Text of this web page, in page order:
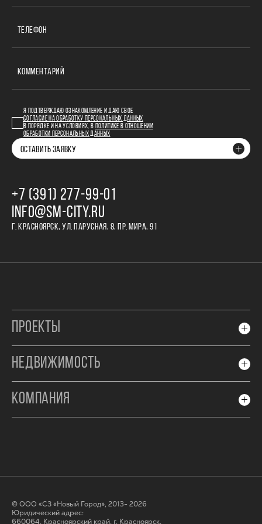
ТЕЛЕФОН
КОММЕНТАРИЙ
Я ПОДТВЕРЖДАЮ ОЗНАКОМЛЕНИЕ И ДАЮ СВОЕ
СОГЛАСИЕ НА ОБРАБОТКУ ПЕРСОНАЛЬНЫХ ДАННЫХ
В ПОРЯДКЕ И НА УСЛОВИЯХ, В
ПОЛИТИКЕ В ОТНОШЕНИИ
ОБРАБОТКИ ПЕРСОНАЛЬНЫХ ДАННЫХ
ОСТАВИТЬ ЗАЯВКУ
+7 (391) 277‒99‒01
INFO@SM-CITY.RU
Г. КРАСНОЯРСК, УЛ. ПАРУСНАЯ, 8, ПР. МИРА, 91
ПРОЕКТЫ
НЕДВИЖИМОСТЬ
КОМПАНИЯ
© ООО «СЗ «Новый Город», 2013- 2026
Юридический адрес:
660064, Красноярский край, г. Красноярск,